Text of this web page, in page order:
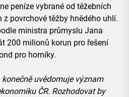
peníze vybrané od těžebních
povrchové těžby hnědého uhlí.
ministra průmyslu Jana
200 milionů korun pro řešení
pro horníky.
uvědomuje význam
ČR. Rozhodovat by